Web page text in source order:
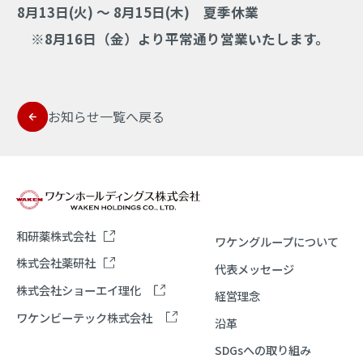
8月13日(火) ～ 8月15日(木) 夏季休業
※8月16日（金）より平常通り営業いたします。
お知らせ一覧へ戻る
和研薬株式会社
株式会社薬研社
株式会社ショーエイ理化
ワケンビーテック株式会社
ワケングループについて
代表メッセージ
経営理念
沿革
SDGsへの取り組み